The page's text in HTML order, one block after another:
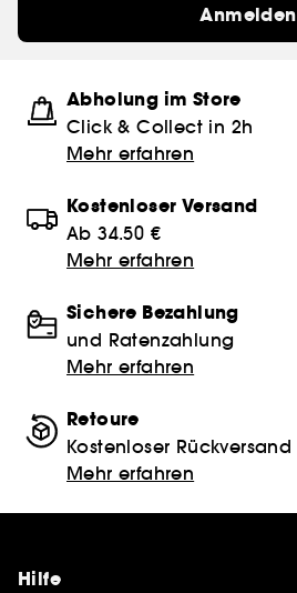
Anmelden
Abholung im Store
Click & Collect in 2h
Mehr erfahren
Kostenloser Versand
Ab 34.50 €
Mehr erfahren
Sichere Bezahlung
und Ratenzahlung
Mehr erfahren
Retoure
Kostenloser Rückversand
Mehr erfahren
Hilfe